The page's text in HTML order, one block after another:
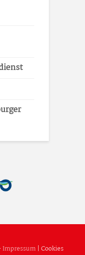
Impressum| Cookies